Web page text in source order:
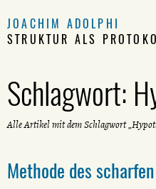
JOACHIM ADOLPHI
STRUKTUR ALS
Schlagwort:
Alle Artikel mit dem Schlagwort
Methode des